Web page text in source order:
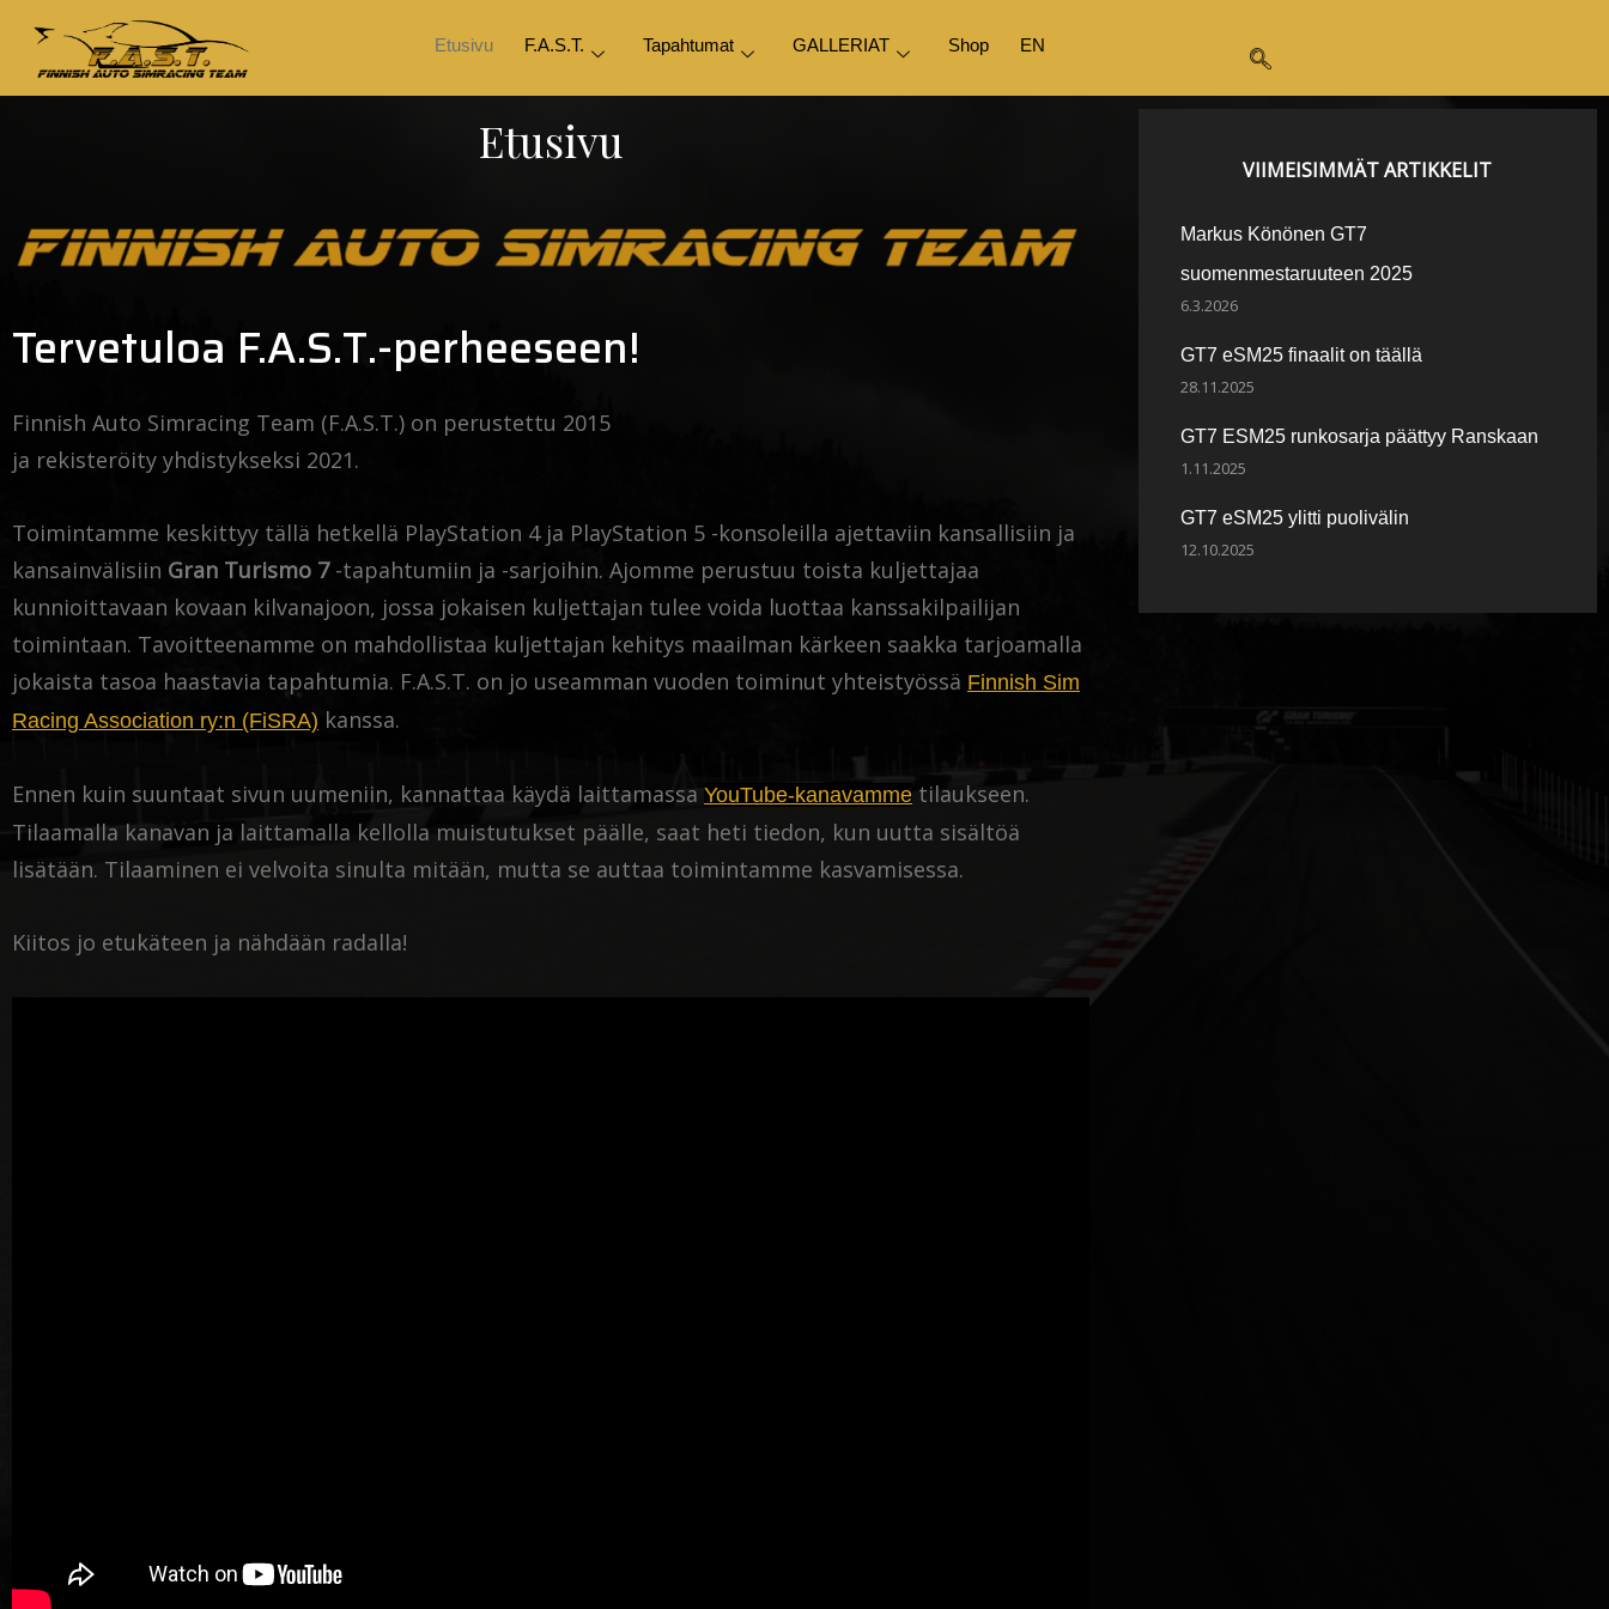
Etusivu F.A.S.T. Tapahtumat GALLERIAT Shop EN
Etusivu
Tervetuloa F.A.S.T.-perheeseen!
Finnish Auto Simracing Team (F.A.S.T.) on perustettu 2015
ja rekisteröity yhdistykseksi 2021.
Toimintamme keskittyy tällä hetkellä PlayStation 4 ja PlayStation 5 -konsoleilla ajettaviin kansallisiin ja
kansainvälisiin Gran Turismo 7-tapahtumiin ja -sarjoihin. Ajomme perustuu toista kuljettajaa
kunnioittavaan kovaan kilvanajoon, jossa jokaisen kuljettajan tulee voida luottaa kanssakilpailijan
toimintaan. Tavoitteenamme on mahdollistaa kuljettajan kehitys maailman kärkeen saakka tarjoamalla
jokaista tasoa haastavia tapahtumia. F.A.S.T. on jo useamman vuoden toiminut yhteistyössä Finnish Sim
Racing Association ry:n (FiSRA) kanssa.
Ennen kuin suuntaat sivun uumeniin, kannattaa käydä laittamassa YouTube-kanavamme tilaukseen.
Tilaamalla kanavan ja laittamalla kellolla muistutukset päälle, saat heti tiedon, kun uutta sisältöä
lisätään. Tilaaminen ei velvoita sinulta mitään, mutta se auttaa toimintamme kasvamisessa.
Kiitos jo etukäteen ja nähdään radalla!
VIIMEISIMMÄT ARTIKKELIT
Markus Könönen GT7
suomenmestaruuteen 2025
6.3.2026
GT7 eSM25 finaalit on täällä
28.11.2025
GT7 ESM25 runkosarja päättyy Ranskaan
1.11.2025
GT7 eSM25 ylitti puolivälin
12.10.2025